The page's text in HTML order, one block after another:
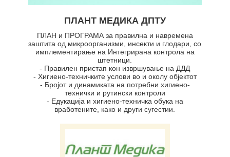
ПЛАНТ МЕДИКА ДПТУ
ПЛАН и ПРОГРАМА за правилна и навремена
заштита од микроорганизми, инсекти и глодари, со
имплементирање на Интегрирана контрола на
штетници.
- Правилен пристап кон извршување на ДДД
- Хигиено-техничките услови во и околу објектот
- Бројот и динамиката на потребни хигиено-
технички и рутински контроли
- Едукација и хигиено-техничка обука на
вработените, како и други сугестии.